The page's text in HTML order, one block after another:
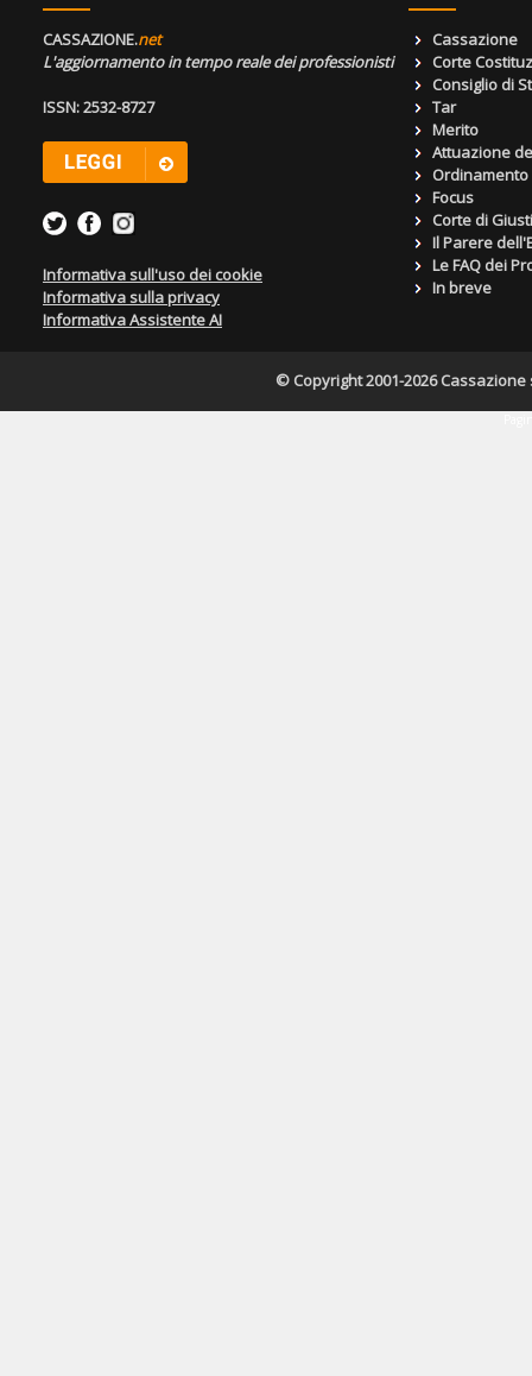
CASSAZIONE.net
L'aggiornamento in tempo reale dei professionisti
ISSN: 2532-8727
Informativa sull'uso dei cookie
Informativa sulla privacy
Informativa Assistente AI
Cassazione
Corte
Consiglio di
Tar
Merito
Attuazione
Focus
Corte di
Il Parere
Le FAQ dei
In breve
© Copyright 2001-2026 Cassazione